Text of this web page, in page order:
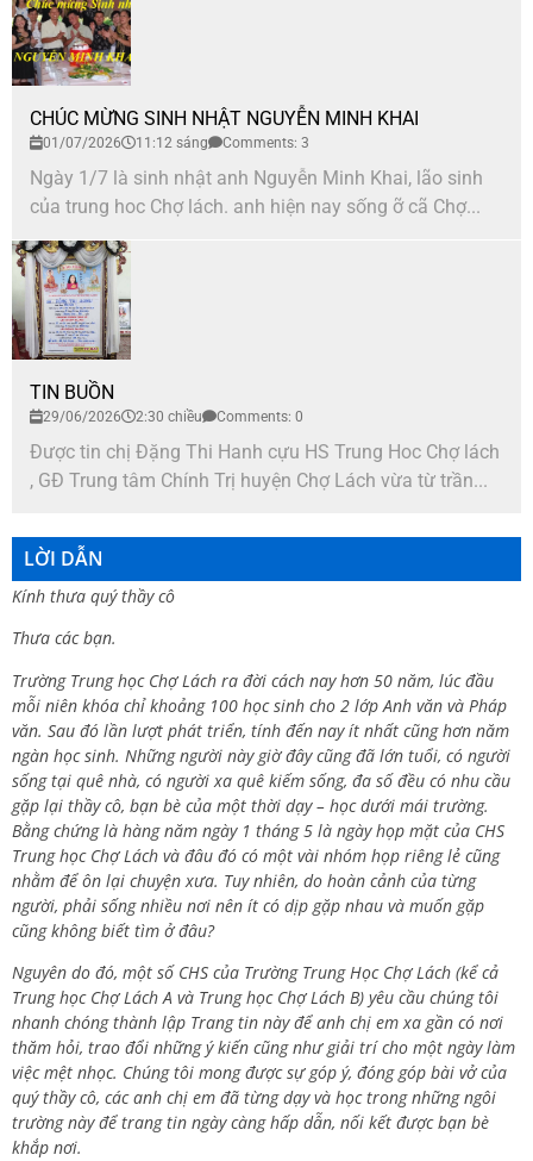
CHÚC MỪNG SINH NHẬT NGUYỄN MINH KHAI
01/07/2026 11:12 sáng Comments: 3
Ngày 1/7 là sinh nhật anh Nguyễn Minh Khai, lão sinh
của trung hoc Chợ lách. anh hiện nay sống ỡ cã Chợ...
TIN BUỒN
29/06/2026 2:30 chiều Comments: 0
Được tin chị Đặng Thi Hanh cựu HS Trung Hoc Chợ lách
, GĐ Trung tâm Chính Trị huyện Chợ Lách vừa từ trần...
LỜI DẪN
Kính thưa quý thầy cô
Thưa các bạn.
Trường Trung học Chợ Lách ra đời cách nay hơn 50 năm, lúc đầu
mỗi niên khóa chỉ khoảng 100 học sinh cho 2 lớp Anh văn và Pháp
văn. Sau đó lần lượt phát triển, tính đến nay ít nhất cũng hơn năm
ngàn học sinh. Những người này giờ đây cũng đã lớn tuổi, có người
sống tại quê nhà, có người xa quê kiếm sống, đa số đều có nhu cầu
gặp lại thầy cô, bạn bè của một thời dạy – học dưới mái trường.
Bằng chứng là hàng năm ngày 1 tháng 5 là ngày họp mặt của CHS
Trung học Chợ Lách và đâu đó có một vài nhóm họp riêng lẻ cũng
nhằm để ôn lại chuyện xưa. Tuy nhiên, do hoàn cảnh của từng
người, phải sống nhiều nơi nên ít có dịp gặp nhau và muốn gặp
cũng không biết tìm ở đâu?
Nguyên do đó, một số CHS của Trường Trung Học Chợ Lách (kể cả
Trung học Chợ Lách A và Trung học Chợ Lách B) yêu cầu chúng tôi
nhanh chóng thành lập Trang tin này để anh chị em xa gần có nơi
thăm hỏi, trao đổi những ý kiến cũng như giải trí cho một ngày làm
việc mệt nhọc. Chúng tôi mong được sự góp ý, đóng góp bài vở của
quý thầy cô, các anh chị em đã từng dạy và học trong những ngôi
trường này để trang tin ngày càng hấp dẫn, nối kết được bạn bè
khắp nơi.